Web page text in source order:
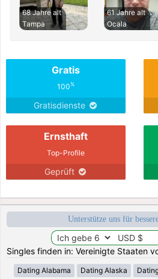
68 Jahre alt
Tampa
61 Jahre alt
Ocala
Gratis
100%
Gratisdienste
Ernsthaft
Top-Profile
Geprüft
Unterstütze uns für
Singles finden in: Vereinigte Staaten
Dating Alabama Dating Alaska